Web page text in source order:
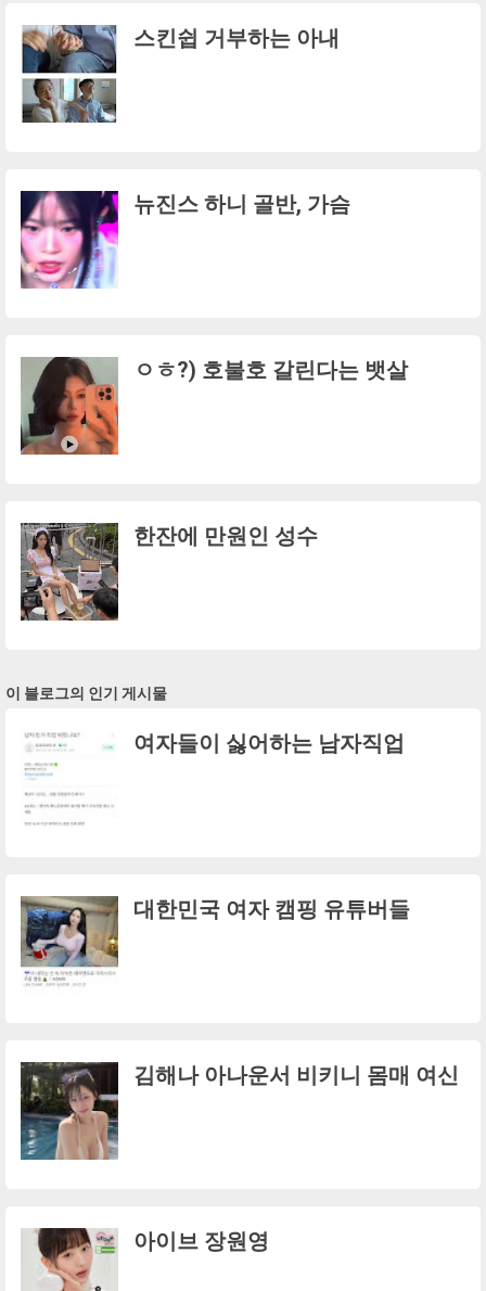
스킨쉽 거부하는 아내
뉴진스 하니 골반, 가슴
ㅇㅎ?) 호불호 갈린다는 뱃살
한잔에 만원인 성수
이 블로그의 인기 게시물
여자들이 싫어하는 남자직업
대한민국 여자 캠핑 유튜버들
김해나 아나운서 비키니 몸매 여신
아이브 장원영